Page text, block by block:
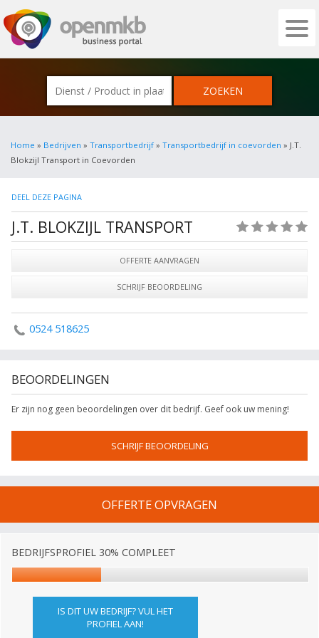
OPENMKB - DE ZAKELIJKE PORTAL
Home » Bedrijven » Transportbedrijf » Transportbedrijf in coevorden » J.T.
Blokzijl Transport in Coevorden
DEEL DEZE PAGINA
J.T. BLOKZIJL TRANSPORT
OFFERTE AANVRAGEN
SCHRIJF BEOORDELING
0524 518625
BEOORDELINGEN
Er zijn nog geen beoordelingen over dit bedrijf. Geef ook uw mening!
SCHRIJF BEOORDELING
OFFERTE OPVRAGEN
BEDRIJFSPROFIEL 30% COMPLEET
IS DIT UW BEDRIJF? VUL HET
PROFIEL AAN!